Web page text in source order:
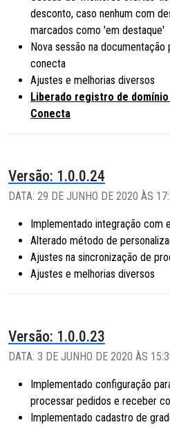
desconto, caso nenhum com
marcados como 'em destaque'
Nova sessão na
conecta
Ajustes e melhorias diversos
Liberado registro de
Conecta
Versão: 1.0.0.24
DATA: 29 DE JUNHO DE 2020 ÀS
Implementado integração com
Alterado método de
Ajustes na sincronização de
Ajustes e melhorias diversos
Versão: 1.0.0.23
DATA: 3 DE JUNHO DE 2020 ÀS
Implementado configuração
processar pedidos e receber
Implementado cadastro de